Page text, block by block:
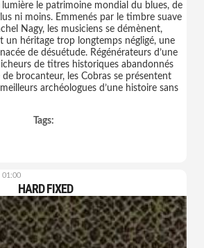
le patrimoine mondial du blues, de
ni moins. Emmenés par le timbre suave
Nagy, les musiciens se démènent,
un héritage trop longtemps négligé, une
de désuétude. Régénérateurs d’une
de titres historiques abandonnés
brocanteur, les Cobras se présentent
archéologues d’une histoire sans
Tags:
01:00
HARD FIXED